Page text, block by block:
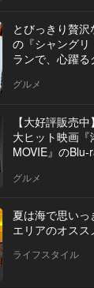
とびっきり贅
の『シャング
ランで、心躍る
グルメ
【大好評販売
大ヒット映画
MOVIE』のBlu-
グルメ
夏は海で思い
エリアのオスス
ライフスタイル